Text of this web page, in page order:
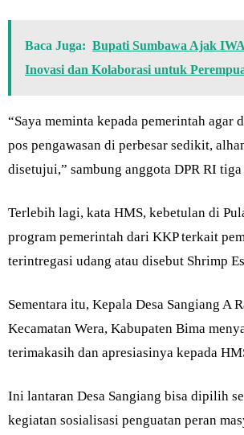
Baca Juga: Bupati Sumbawa Ajak
Inovasi dan Kolaborasi untuk
“Saya meminta kepada pemerintah agar
pos pengawasan di perbesar sedikit,
disetujui,” sambung anggota DPR RI
Terlebih lagi, kata HMS, kebetulan di
program pemerintah dari KKP terkait
terintregasi udang atau disebut Shrimp
Sementara itu, Kepala Desa Sangiang A
Kecamatan Wera, Kabupaten Bima
terimakasih dan apresiasinya kepada
Ini lantaran Desa Sangiang bisa dipilih
kegiatan sosialisasi penguatan peran